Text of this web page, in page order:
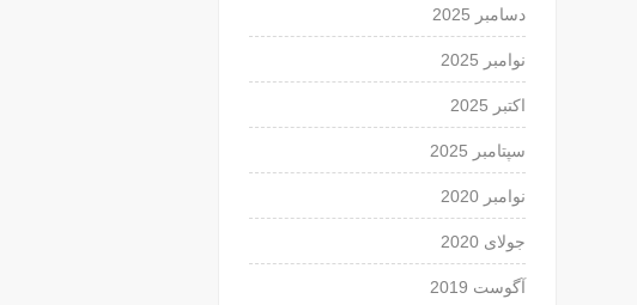
دسامبر 2025
نوامبر 2025
اکتبر 2025
سپتامبر 2025
نوامبر 2020
جولای 2020
آگوست 2019